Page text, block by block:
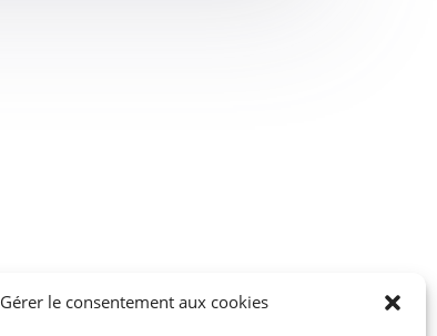
Gérer le consentement aux cookies